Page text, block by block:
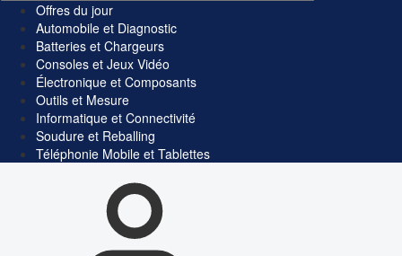
Offres du jour
Automobile et Diagnostic
Batteries et Chargeurs
Consoles et Jeux Vidéo
Électronique et Composants
Outils et Mesure
Informatique et Connectivité
Soudure et Reballing
Téléphonie Mobile et Tablettes